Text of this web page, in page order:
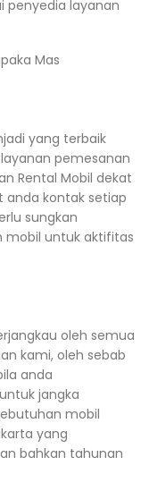
penyedia layanan
yang terbaik
pemesanan
Rental Mobil dekat
anda kontak setiap
sungkan
mobil untuk aktifitas
oleh semua
kami, oleh sebab
anda
jangka
mobil
yang
bahkan tahunan